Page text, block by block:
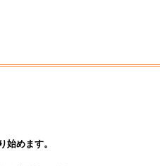
始めます。